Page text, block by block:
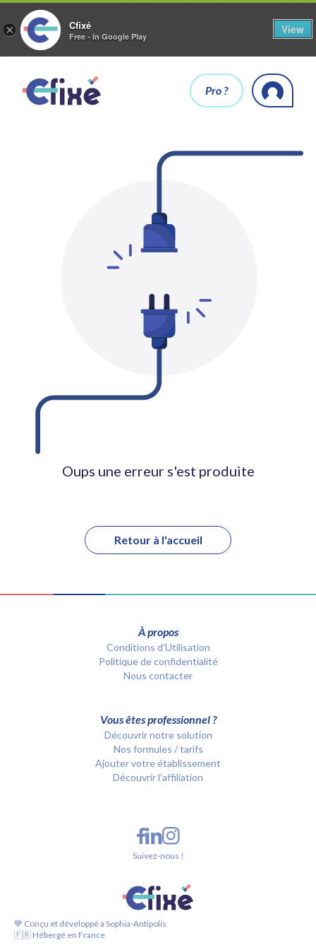
× Cfixé
Free - In Google Play
View
Pro ?
Oups une erreur s'est produite
Retour à l'accueil
À propos
Conditions d’Utilisation
Politique de confidentialité
Nous contacter
Vous êtes professionnel ?
Découvrir notre solution
Nos formules / tarifs
Ajouter votre établissement
Découvrir l'affiliation
💙 Conçu et développé à Sophia-Antipolis
🇫🇷 Hébergé en France
Suivez-nous !